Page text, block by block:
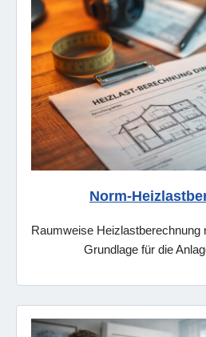
Norm-
Raumweise Heizlastberechnung
Grundlage für die